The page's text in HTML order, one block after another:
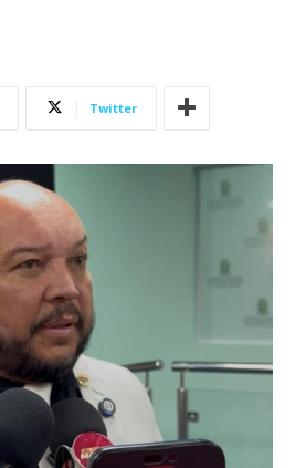
Twitter